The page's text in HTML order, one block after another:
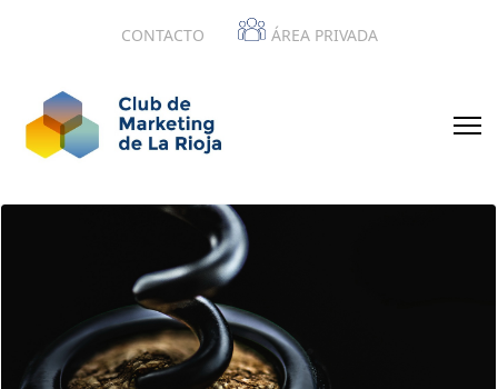
CONTACTO ÁREA PRIVADA